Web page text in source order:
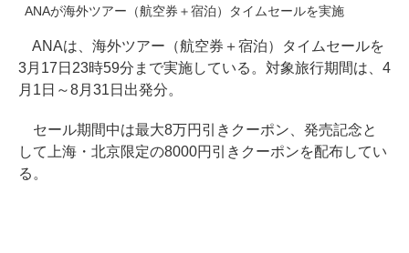
ANAが海外ツアー（航空券＋宿泊）タイムセールを実施
ANAは、海外ツアー（航空券＋宿泊）タイムセールを
3月17日23時59分まで実施している。対象旅行期間は、4
月1日～8月31日出発分。
セール期間中は最大8万円引きクーポン、発売記念と
して上海・北京限定の8000円引きクーポンを配布してい
る。